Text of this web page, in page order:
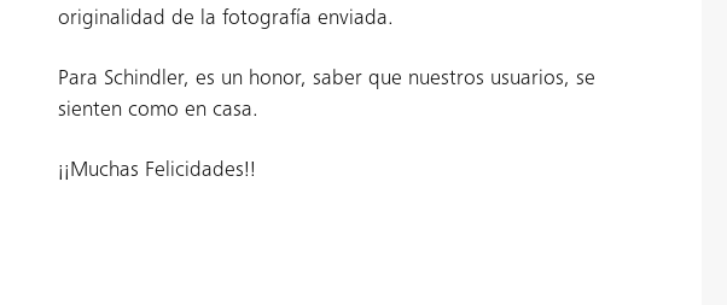
originalidad de la fotografía enviada.
Para Schindler, es un honor, saber que nuestros usuarios, se
sienten como en casa.
¡¡Muchas Felicidades!!